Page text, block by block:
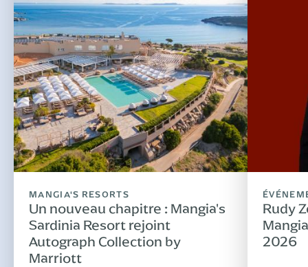
MANGIA'S RESORTS
Un nouveau chapitre : Mangia's
Sardinia Resort rejoint
Autograph Collection by
Marriott
Rudy
2026